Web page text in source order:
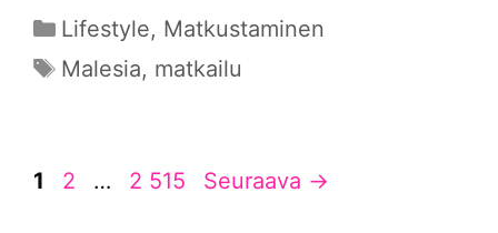
Kategoriat
Lifestyle, Matkustaminen
Avainsanat
Malesia, matkailu
Sivu
1 Sivu
2 … Sivu
2 515 Seuraava →